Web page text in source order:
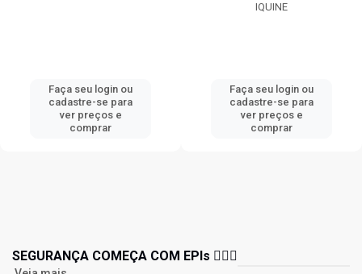
Faça seu login ou
cadastre-se para
ver preços e
comprar
IQUINE
Faça seu login ou
cadastre-se para
ver preços e
comprar
SEGURANÇA COMEÇA COM EPIs 👷🏻‍♂️